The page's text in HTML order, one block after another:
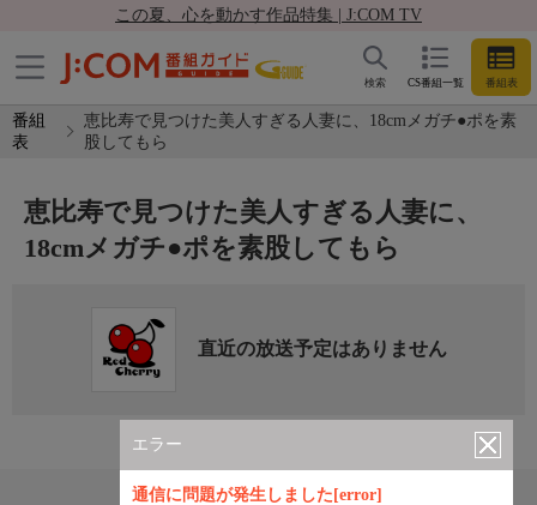
この夏、心を動かす作品特集 | J:COM TV
CS番組一覧 番組表
検索
番組
表
恵比寿で見つけた美人すぎる人妻に、18cmメガチ●ポを素
股してもら
エラー
通信に問題が発生しました[error]
恵比寿で見つけた美人すぎる人妻に、
18cmメガチ●ポを素股してもら
直近の放送予定はありません